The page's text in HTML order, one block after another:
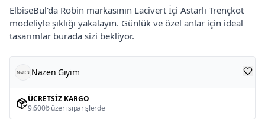
ElbiseBul'da Robin markasının Lacivert İçi Astarlı Trençkot
modeliyle şıklığı yakalayın. Günlük ve özel anlar için ideal
tasarımlar burada sizi bekliyor.
Nazen Giyim
ÜCRETSIZ KARGO
9.600₺ üzeri siparişlerde